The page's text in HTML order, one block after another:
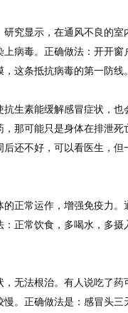
究显示，在通风不良的室
病毒。正确做法：开开窗
这条抵抗病毒的第一防线。
生素能缓解感冒症状，也
那可能只是身体在排泄死
还不好，可以看医生，但
正常运作，增强免疫力。
正常饮食，多喝水，多摄
无法根治。有人说吃了药
。正确做法是：感冒头三